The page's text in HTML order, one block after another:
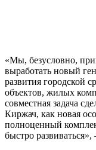
«Мы, безусловно,
выработать новый
развития городской
объектов, жилых
совместная задача
Киржач, как новая
полноценный
быстро